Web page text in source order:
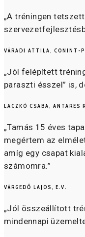
„A tréningen
VÁRADI ATTILA, CONINT-
„Jól felépített
paraszti ésszel” is,
LACZKÓ CSABA, ANTARES
„Tamás 15 éves
megértem az
amíg egy csapat
számomra.”
VÁRGEDŐ LAJOS, E.V.
„Jól összeállított
mindennapi